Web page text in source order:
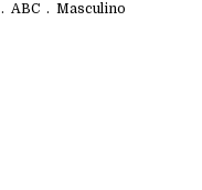
. ABC . Masculino